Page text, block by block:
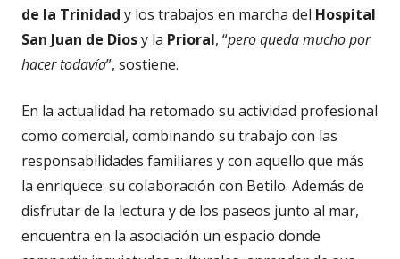
de la Trinidad y los trabajos en marcha del Hospital
San Juan de Diosy la Prioral, “pero queda mucho por
hacer todavía”, sostiene.
En la actualidad ha retomado su actividad profesional
como comercial, combinando su trabajo con las
responsabilidades familiares y con aquello que más
la enriquece: su colaboración con Betilo. Además de
disfrutar de la lectura y de los paseos junto al mar,
encuentra en la asociación un espacio donde